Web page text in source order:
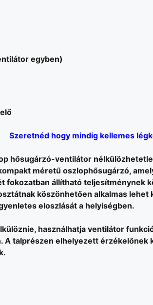
egyben)
Szeretnéd hogy mindig kellemes
hősugárzó-ventilátor
méretű oszlophősugárzó,
fokozatban állítható teljesítménynek
köszönhetően alkalmas
eloszlását a helyiségben.
használhatja ventilátor
A talprészen elhelyezett